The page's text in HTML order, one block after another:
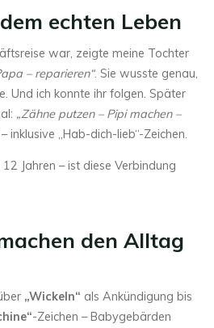
echten Leben
war, zeigte meine Tochter
– reparieren“. Sie wusste genau,
Und ich konnte ihr folgen. Später
„Zähne putzen – Pipi machen –
inklusive „Hab-dich-lieb“-Zeichen.
Jahren – ist diese Verbindung
den Alltag
„Wickeln“ als Ankündigung bis
-Zeichen – Babygebärden